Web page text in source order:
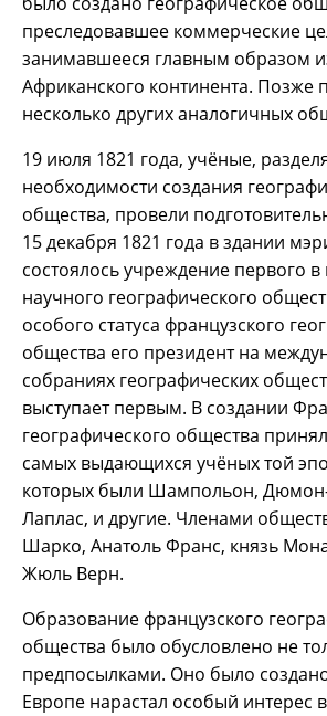
преследовавшее коммерческие
занимавшееся главным образом
Африканского континента. Позже
несколько других аналогичных
19 июля 1821 года, учёные,
необходимости создания
общества, провели
15 декабря 1821 года в здании
состоялось учреждение первого в
научного географического
особого статуса французского
общества его президент на
собраниях географических
выступает первым. В создании
географического общества
самых выдающихся учёных той
которых были Шампольон,
Лаплас, и другие. Членами
Шарко, Анатоль Франс, князь
Жюль Верн.
Образование французского
общества было обусловлено не
предпосылками. Оно было
Европе нарастал особый интерес